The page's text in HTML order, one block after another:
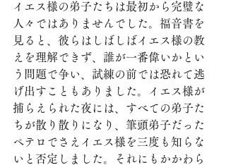
イエス様の弟子たちは最初から完璧な
人々ではありませんでした。福音書を
見ると、彼らはしばしばイエス様の教
えを理解できず、誰が一番偉いかとい
う問題で争い、試練の前では恐れて逃
げ出すこともありました。イエス様が
捕らえられた夜には、すべての弟子た
ちが散り散りになり、筆頭弟子だった
ペテロでさえイエス様を三度も知らな
いと否定しました。それにもかかわら